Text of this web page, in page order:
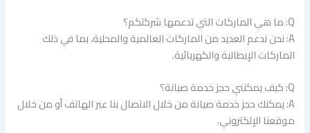
Q: ما هي الماركات التي تدعمها شركتكم؟
A: نحن ندعم العديد من الماركات العالمية والمحلية، بما في ذلك
الماركات الإيطالية والكهربائية.
Q: كيف يمكنني حجز خدمة صيانة؟
A: يمكنك حجز خدمة صيانة من خلال الاتصال بنا عبر الهاتف أو من خلال
موقعنا الإلكتروني.